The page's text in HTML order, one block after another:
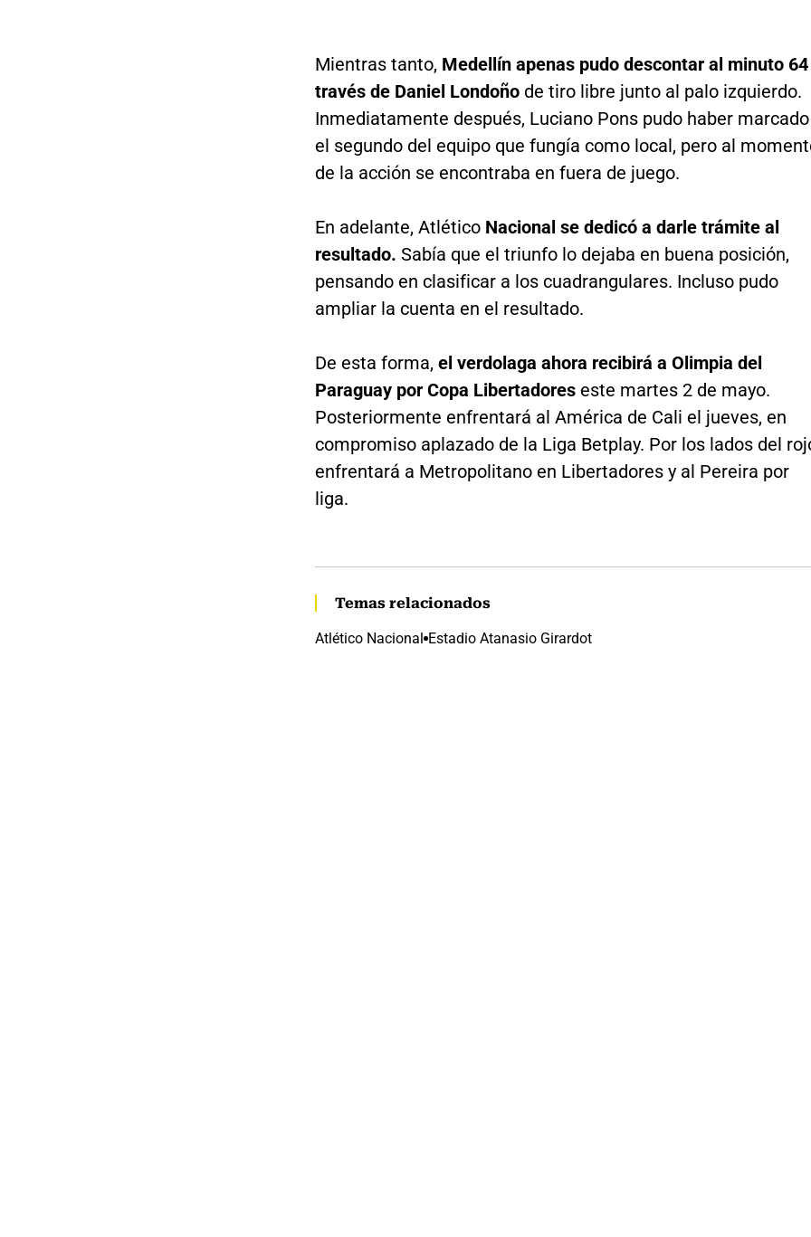
Mientras tanto, Medellín apenas pudo descontar al minuto
través de Daniel Londoñode tiro libre junto al palo izquierdo.
Inmediatamente después, Luciano Pons pudo haber marcado
el segundo del equipo que fungía como local, pero al
de la acción se encontraba en fuera de juego.
En adelante, Atlético Nacional se dedicó a darle trámite al
resultado. Sabía que el triunfo lo dejaba en buena posición,
pensando en clasificar a los cuadrangulares. Incluso pudo
ampliar la cuenta en el resultado.
De esta forma, el verdolaga ahora recibirá a Olimpia del
Paraguay por Copa Libertadoreseste martes 2 de mayo.
Posteriormente enfrentará al América de Cali el jueves, en
compromiso aplazado de la Liga Betplay. Por los lados del
enfrentará a Metropolitano en Libertadores y al Pereira por
liga.
Temas relacionados
Atlético Nacional Estadio Atanasio Girardot